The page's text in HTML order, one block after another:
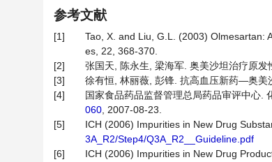
参考文献
[1]
Tao, X. and Liu, G.L. (2003) Olmesartan:
es, 22, 368-370.
[2]
张国天, 陈永生, 梁海军. 奥美沙坦治疗原
[3]
徐有恒, 林丽薇, 彭锋. 抗高血压新药—奥美
[4]
国家食品药品监督管理总局药品审评中心.
060 , 2007-08-23.
[5]
ICH (2006) Impurities in New Drug
3A_R2/Step4/Q3A_R2__Guideline.pdf
[6]
ICH (2006) Impurities in New Drug